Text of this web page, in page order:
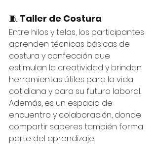
🧵 Taller de Costura
Entre hilos y telas, los participantes
aprenden técnicas básicas de
costura y confección que
estimulan la creatividad y brindan
herramientas útiles para la vida
cotidiana y para su futuro laboral.
Además, es un espacio de
encuentro y colaboración, donde
compartir saberes también forma
parte del aprendizaje.